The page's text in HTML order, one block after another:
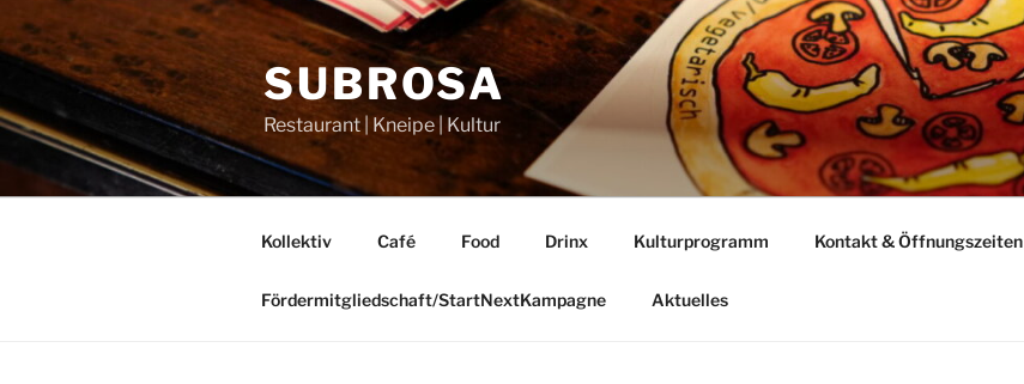
Inhalt
springen
SUBROSA
Restaurant | Kneipe | Kultur
Kollektiv Café Food Drinx Kulturprogramm Kontakt & Öffnungszeiten
Fördermitgliedschaft/StartNextKampagne Aktuelles